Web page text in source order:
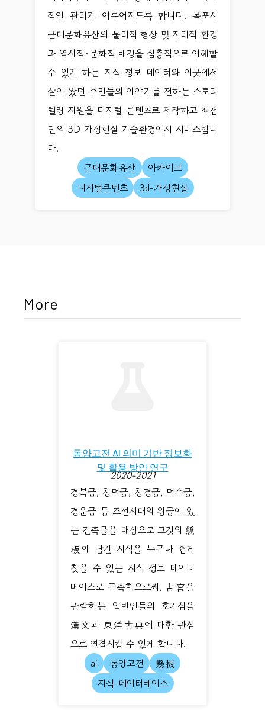
적인 관리가 이루어지도록 합니다. 목포시
근대문화유산의 물리적 형상 및 지리적 환경
과 역사적·문화적 배경을 심층적으로 이해할
수 있게 하는 지식 정보 데이터와 이곳에서
살아 왔던 주민들의 이야기를 전하는 스토리
텔링 자원을 디지털 콘텐츠로 제작하고 최첨
단의 3D 가상현실 기술환경에서 서비스합니
다.
근대문화유산
아카이브
디지털콘텐츠
3d-가상현실
More
동양고전 AI 의미 기반 정보화
및 활용 방안 연구
2020-2021
경복궁, 창덕궁, 창경궁, 덕수궁,
경운궁 등 조선시대의 왕궁에 있
는 건축물을 대상으로 그것의 懸
板에 담긴 지식을 누구나 쉽게
찾을 수 있는 지식 정보 데이터
베이스로 구축함으로써, 古宮을
관람하는 일반인들의 호기심을
漢文과 東洋古典에 대한 관심
으로 연결시킬 수 있게 합니다.
ai
동양고전
懸板
지식-데이터베이스